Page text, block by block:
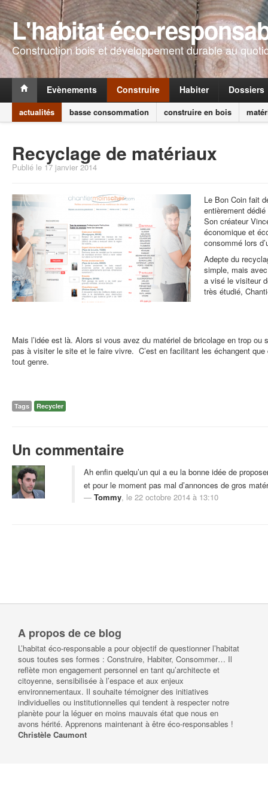
L'habitat éco-
Construction bois et développement durable au
Evènements Construire Habiter Dossiers
actualités basse consommation construire en bois
Recyclage de matériaux
Publié le 17 janvier 2014
Le Bon Coin fait
entièrement
Son créateur
économique et
consommé lors
Adepte du
simple, mais
a visé le visiteur
très étudié,
Mais l’idée est là. Alors si vous avez du matériel de bricolage en trop
pas à visiter le site et le faire vivre. C’est en facilitant les échangent
tout genre.
Tags Recycler
Un commentaire
Ah enfin quelqu’un qui a eu la bonne idée de
et pour le moment pas mal d’annonces de gros
Tommy, le 22 octobre 2014 à 13:10
A propos de ce blog
L’habitat éco-responsable a pour objectif de questionner l’habitat
sous toutes ses formes : Construire, Habiter, Consommer… Il
reflète mon engagement personnel en tant qu’architecte et
citoyenne, sensibilisée à l’espace et aux enjeux
environnementaux. Il souhaite témoigner des initiatives
individuelles ou institutionnelles qui tendent à respecter notre
planète pour la léguer en moins mauvais état que nous en
avons hérité. Apprenons maintenant à être éco-responsables !
Christèle Caumont